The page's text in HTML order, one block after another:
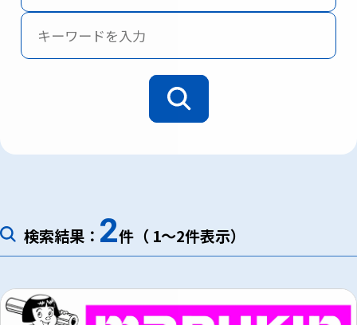
検索結果： 2件（ 1～2件表示）